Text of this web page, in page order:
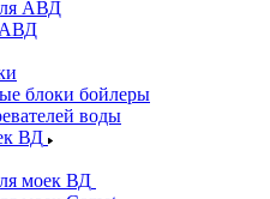
АВД
АВД
блоки бойлеры
воды
ВД
моек ВД